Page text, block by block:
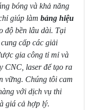
bóng và khả năng
giúp làm bảng hiệu
độ bền lâu dài. Tại
cấp các giải
gia công tỉ mỉ và
CNC, laser để tạo ra
vững. Chúng tôi cam
với dịch vụ thi
giá cả hợp lý.